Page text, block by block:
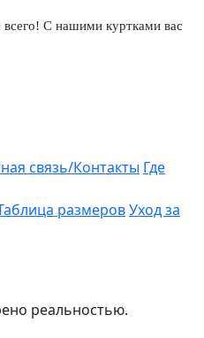
С нашими куртками вас
связь/Контакты Где
размеровУход за
реальностью.